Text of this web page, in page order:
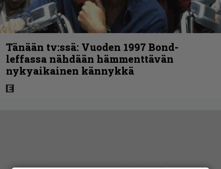
Tänään tv:ssä: Vuoden 1997 Bond-
leffassa nähdään hämmenttävän
nykyaikainen kännykkä